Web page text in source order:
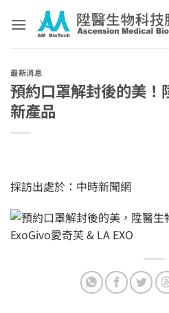
content
最新消息
預約口罩解封後的美！
新產品
採訪出處於：中時新聞網